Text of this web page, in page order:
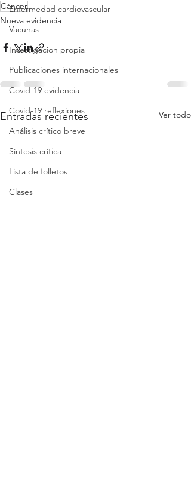
Enfermedad cardiovascular
Vacunas
Investigacion propia
Publicaciones internacionales
Covid-19 evidencia
Covid-19 reflexiones
Análisis crítico breve
Síntesis crítica
Lista de folletos
Clases
Cáncer
Nueva evidencia
Entradas recientes Ver todo